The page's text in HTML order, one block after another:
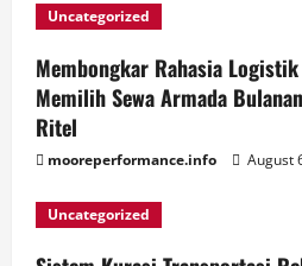
Uncategorized
Membongkar Rahasia
Memilih Sewa Armada
Ritel
mooreperformance.info August
Uncategorized